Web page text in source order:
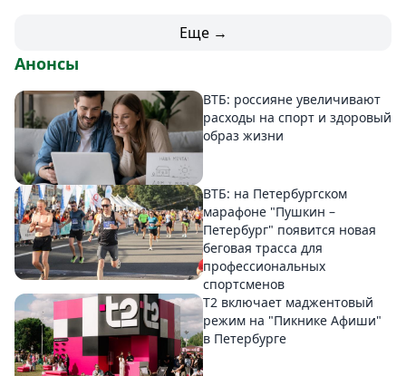
Еще →
Анонсы
ВТБ: россияне увеличивают
расходы на спорт и здоровый
образ жизни
ВТБ: на Петербургском
марафоне "Пушкин –
Петербург" появится новая
беговая трасса для
профессиональных
спортсменов
Т2 включает маджентовый
режим на "Пикнике Афиши"
в Петербурге